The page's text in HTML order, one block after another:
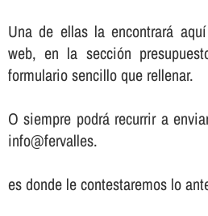
Una de ellas la encontrará
web, en la sección
formulario sencillo que rellenar.
O siempre podrá recurrir a
info@fervalles.
es donde le contestaremos lo